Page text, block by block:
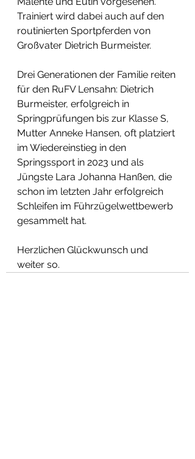
Trainiert wird dabei auch auf den
routinierten Sportpferden von
Großvater Dietrich Burmeister.
Drei Generationen der Familie reiten
für den RuFV Lensahn: Dietrich
Burmeister, erfolgreich in
Springprüfungen bis zur Klasse S,
Mutter Anneke Hansen, oft platziert
im Wiedereinstieg in den
Springssport in 2023 und als
Jüngste Lara Johanna Hanßen, die
schon im letzten Jahr erfolgreich
Schleifen im Führzügelwettbewerb
gesammelt hat.
Herzlichen Glückwunsch und
weiter so.